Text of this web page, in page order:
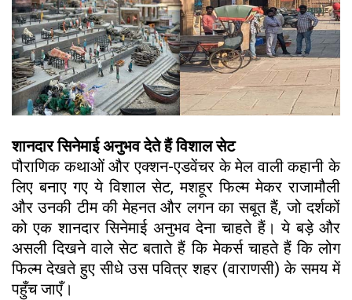
शानदार सिनेमाई अनुभव देते हैं विशाल सेट
पौराणिक कथाओं और एक्शन-एडवेंचर के मेल वाली कहानी के
लिए बनाए गए ये विशाल सेट, मशहूर फिल्म मेकर राजामौली
और उनकी टीम की मेहनत और लगन का सबूत हैं, जो दर्शकों
को एक शानदार सिनेमाई अनुभव देना चाहते हैं। ये बड़े और
असली दिखने वाले सेट बताते हैं कि मेकर्स चाहते हैं कि लोग
फिल्म देखते हुए सीधे उस पवित्र शहर (वाराणसी) के समय में
पहुँच जाएँ।